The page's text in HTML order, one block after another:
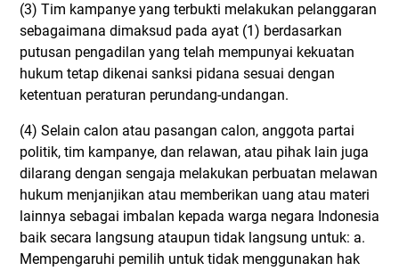
(3) Tim kampanye yang terbukti melakukan pelanggaran
sebagaimana dimaksud pada ayat (1) berdasarkan
putusan pengadilan yang telah mempunyai kekuatan
hukum tetap dikenai sanksi pidana sesuai dengan
ketentuan peraturan perundang-undangan.
(4) Selain calon atau pasangan calon, anggota partai
politik, tim kampanye, dan relawan, atau pihak lain juga
dilarang dengan sengaja melakukan perbuatan melawan
hukum menjanjikan atau memberikan uang atau materi
lainnya sebagai imbalan kepada warga negara Indonesia
baik secara langsung ataupun tidak langsung untuk: a.
Mempengaruhi pemilih untuk tidak menggunakan hak